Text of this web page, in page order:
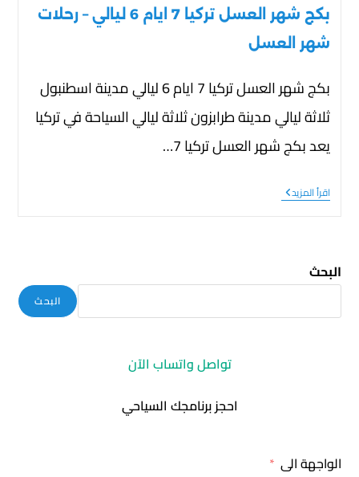
بكج شهر العسل تركيا 7 ايام 6 ليالي – رحلات
شهر العسل
بكج شهر العسل تركيا 7 ايام 6 ليالي مدينة اسطنبول
ثلاثة ليالي مدينة طرابزون ثلاثة ليالي السياحة في تركيا
يعد بكج شهر العسل تركيا 7…
اقرأ المزيد
البحث
البحث
تواصل واتساب الآن
احجز برنامجك السياحي
الواجهة الى